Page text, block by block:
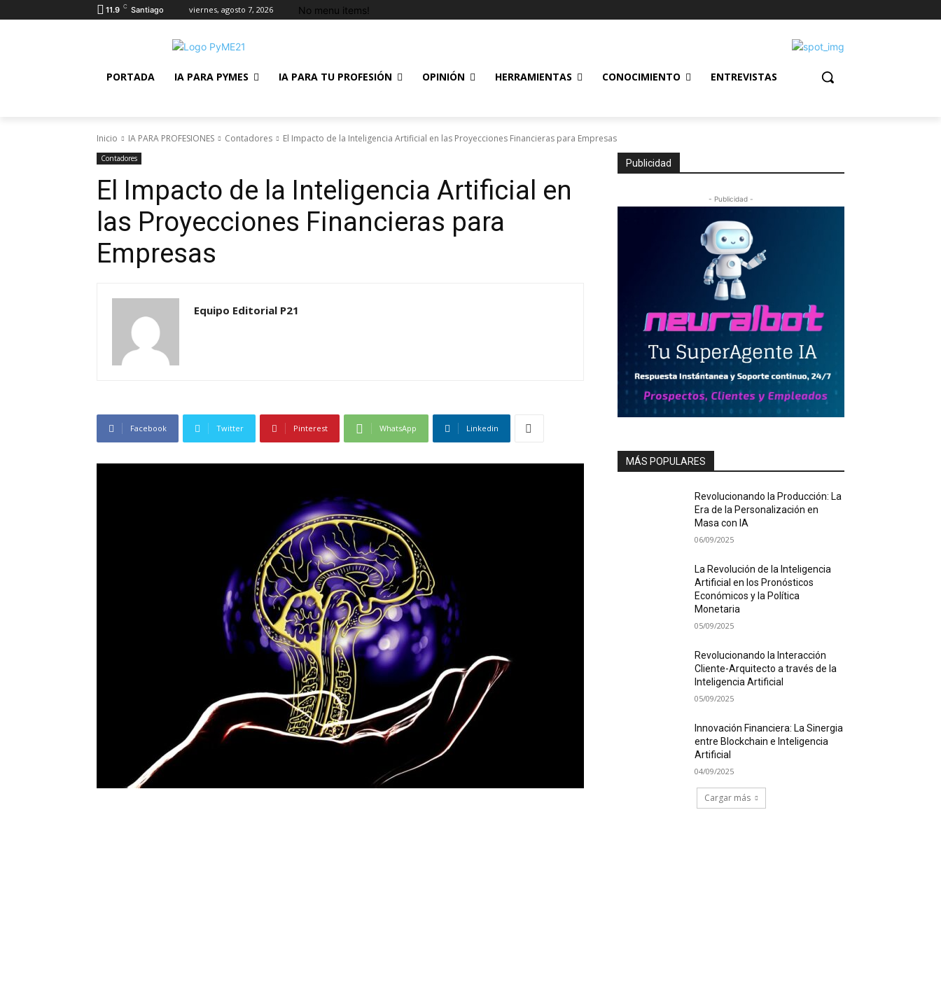
11.9 C Santiago viernes, agosto 7, 2026 No menu items!
PORTADA IA PARA PYMES IA PARA TU PROFESIÓN OPINIÓN HERRAMIENTAS CONOCIMIENTO ENTREVISTAS
Inicio IA PARA PROFESIONES Contadores El Impacto de la Inteligencia Artificial en las Proyecciones Financieras para Empresas
Contadores
El Impacto de la Inteligencia Artificial en
las Proyecciones Financieras para
Empresas
Equipo Editorial P21
Facebook Twitter Pinterest WhatsApp Linkedin
Publicidad
- Publicidad -
MÁS POPULARES
Revolucionando la Producción: La
Era de la Personalización en
Masa con IA
06/09/2025
La Revolución de la Inteligencia
Artificial en los Pronósticos
Económicos y la Política
Monetaria
05/09/2025
Revolucionando la Interacción
Cliente-Arquitecto a través de la
Inteligencia Artificial
05/09/2025
Innovación Financiera: La Sinergia
entre Blockchain e Inteligencia
Artificial
04/09/2025
Cargar más